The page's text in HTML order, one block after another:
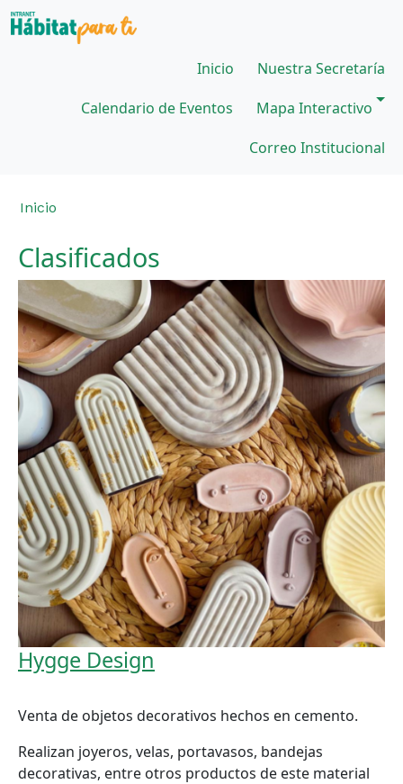
Pasar al contenido principal
Inicio
Nuestra Secretaría
Calendario de Eventos
Mapa Interactivo
Correo Institucional
Sobrescribir enlaces de ayuda a la
Inicio
Clasificados
Hygge Design
Venta de objetos decorativos hechos en cemento.
Realizan joyeros, velas, portavasos, bandejas
decorativas, entre otros productos de este material